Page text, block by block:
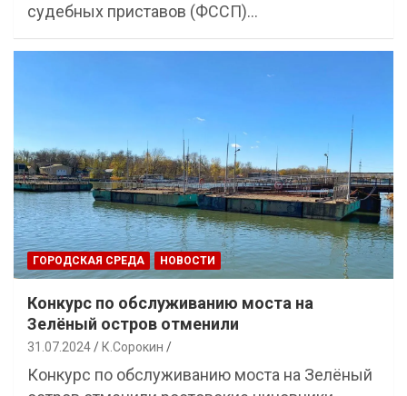
судебных приставов (ФССП)…
ГОРОДСКАЯ СРЕДА НОВОСТИ
Конкурс по обслуживанию моста на
Зелёный остров отменили
31.07.2024 К.Сорокин
Конкурс по обслуживанию моста на Зелёный